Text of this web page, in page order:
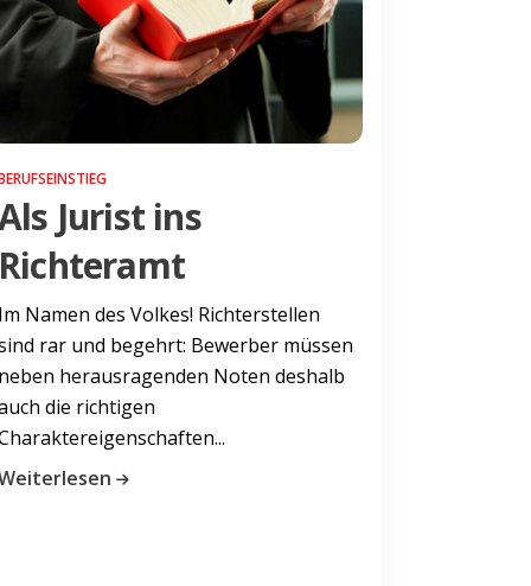
Jurist ins
Namen des Volkes! Richterstellen
rar und begehrt: Bewerber müssen
herausragenden Noten deshalb
die richtigen